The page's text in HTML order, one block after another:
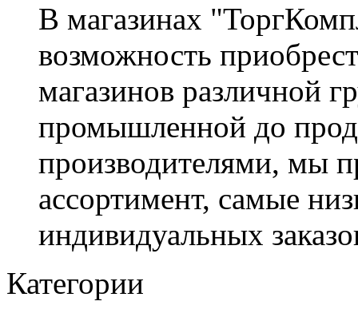
В магазинах
возможность
магазинов различной
промышленной до
производителями, мы
ассортимент, самые
индивидуальных
Категории